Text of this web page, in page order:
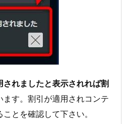
れましたと表示されれば割
ます。割引が適用されコンテ
とを確認して下さい。